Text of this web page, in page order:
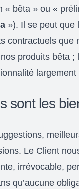
« bêta » ou «
»). Il se peut que
contractuels que
produits bêta
largement
sont les
Le Client
irrévocable,
qu’aucune